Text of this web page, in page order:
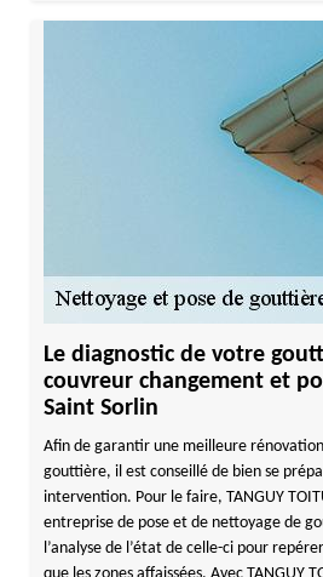
Le diagnostic de votre
couvreur changement et
Saint Sorlin
Afin de garantir une meilleure
gouttière, il est conseillé de bien se
intervention. Pour le faire, TANGUY
entreprise de pose et de nettoyage de
l’analyse de l’état de celle-ci pour